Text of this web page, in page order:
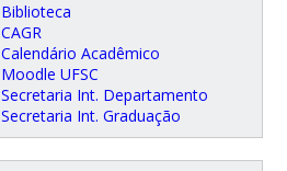
Biblioteca
CAGR
Calendário Acadêmico
Moodle UFSC
Secretaria Int. Departamento
Secretaria Int. Graduação